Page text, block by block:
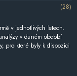
(28)
v jednotlivých letech.
v daném období
pro které byly k dispozici